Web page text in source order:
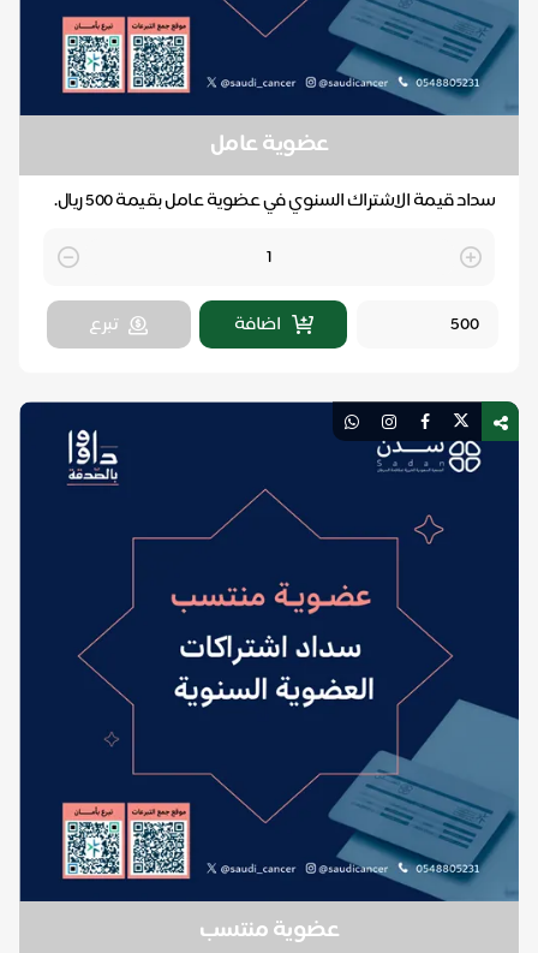
عضوية عامل
سداد قيمة الاشتراك السنوي في عضوية عامل بقيمة 500 ريال.
Quantity
اضافة
تبرع
عضوية منتسب